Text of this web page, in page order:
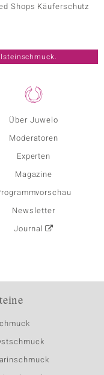
Über Juwelo
Moderatoren
Experten
Magazine
Newsletter
Journal
Shops Käuferschutz